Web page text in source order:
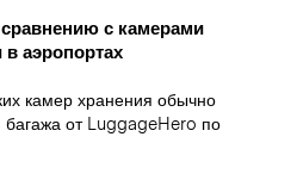
с камерами
в аэропортах
камер хранения обычно
от LuggageHero по